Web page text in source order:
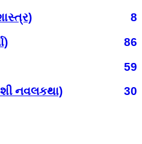
8
86
59
નવલકથા)
30